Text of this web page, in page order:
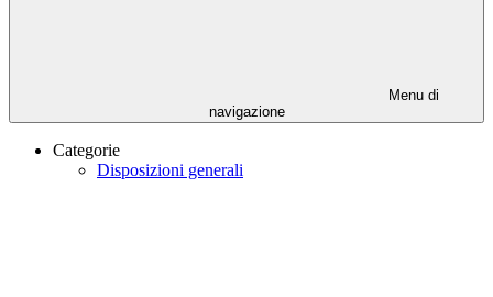
Menu di
navigazione
Categorie
Disposizioni generali